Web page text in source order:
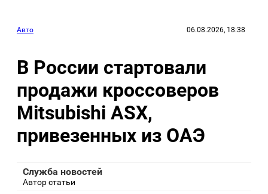
Авто 06.08.2026, 18:38
В России стартовали
продажи кроссоверов
Mitsubishi ASX,
привезенных из ОАЭ
Служба новостей
Автор статьи